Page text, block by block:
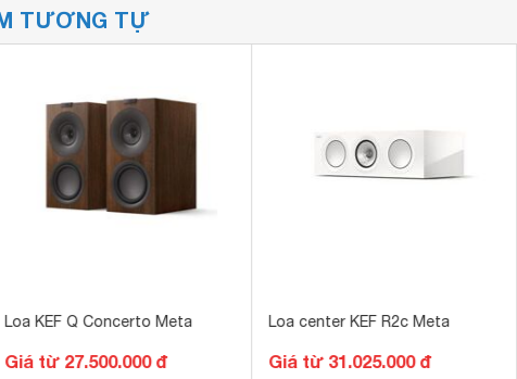
TƯƠNG TỰ
Loa KEF Q Concerto Meta
Giá từ 27.500.000 đ
Loa center KEF R2c Meta
Giá từ 31.025.000 đ